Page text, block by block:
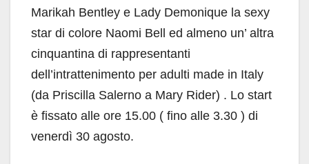
Marikah Bentley e Lady Demonique la sexy
star di colore Naomi Bell ed almeno un’ altra
cinquantina di rappresentanti
dell’intrattenimento per adulti made in Italy
(da Priscilla Salerno a Mary Rider) . Lo start
è fissato alle ore 15.00 ( fino alle 3.30 ) di
venerdì 30 agosto.